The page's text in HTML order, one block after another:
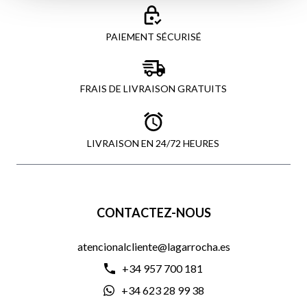
PAIEMENT SÉCURISÉ
FRAIS DE LIVRAISON GRATUITS
LIVRAISON EN 24/72 HEURES
CONTACTEZ-NOUS
atencionalcliente@lagarrocha.es
+34 957 700 181
+34 623 28 99 38